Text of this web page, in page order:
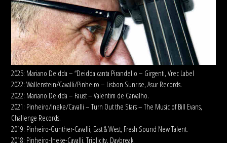
2025: Mariano Deidda – “Deidda canta Pirandello – Girgenti, Vrec Label
2022: Wallenstein/Cavalli/Pinheiro – Lisbon Sunrise, Asur Records.
2022: Mariano Deidda – Faust – Valentim de Carvalho.
2021: Pinheiro/Ineke/Cavalli – Turn Out the Stars – The Music of Bill Evans,
Challenge Records.
2019: Pinheiro-Gunther-Cavalli, East & West, Fresh Sound New Talent.
2018: Pinheiro-Ineke-Cavalli, Triplicity, Daybreak.